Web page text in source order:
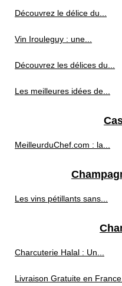
Découvrez le délice du...
Vin Irouleguy : une...
Découvrez les délices du...
Les meilleures idées de...
MeilleurduChef.com : la...
Les vins pétillants sans...
Charcuterie Halal : Un...
Livraison Gratuite en